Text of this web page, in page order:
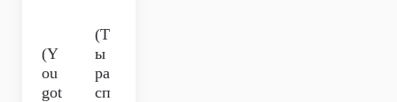
(Y
ou
got
(Т
ы
ра
сп